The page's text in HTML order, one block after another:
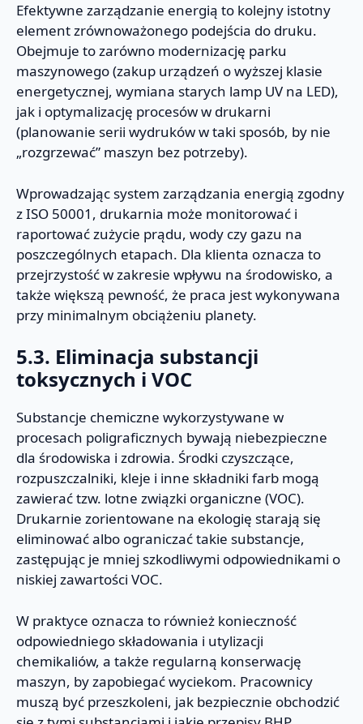
Efektywne zarządzanie energią to kolejny istotny
element zrównoważonego podejścia do druku.
Obejmuje to zarówno modernizację parku
maszynowego (zakup urządzeń o wyższej klasie
energetycznej, wymiana starych lamp UV na LED),
jak i optymalizację procesów w drukarni
(planowanie serii wydruków w taki sposób, by nie
„rozgrzewać” maszyn bez potrzeby).
Wprowadzając system zarządzania energią zgodny
z ISO 50001, drukarnia może monitorować i
raportować zużycie prądu, wody czy gazu na
poszczególnych etapach. Dla klienta oznacza to
przejrzystość w zakresie wpływu na środowisko, a
także większą pewność, że praca jest wykonywana
przy minimalnym obciążeniu planety.
5.3. Eliminacja substancji
toksycznych i VOC
Substancje chemiczne wykorzystywane w
procesach poligraficznych bywają niebezpieczne
dla środowiska i zdrowia. Środki czyszczące,
rozpuszczalniki, kleje i inne składniki farb mogą
zawierać tzw. lotne związki organiczne (VOC).
Drukarnie zorientowane na ekologię starają się
eliminować albo ograniczać takie substancje,
zastępując je mniej szkodliwymi odpowiednikami o
niskiej zawartości VOC.
W praktyce oznacza to również konieczność
odpowiedniego składowania i utylizacji
chemikaliów, a także regularną konserwację
maszyn, by zapobiegać wyciekom. Pracownicy
muszą być przeszkoleni, jak bezpiecznie obchodzić